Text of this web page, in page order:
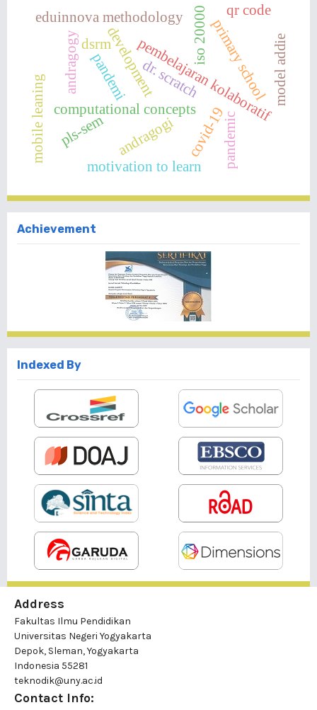
development
covid-19
pembelajaran kolaboratif
eduinnova methodology
computational concepts
dr. scratch primary school
andragogi
dsrm iso 20000
andragogypandemi
pandemic
motivation to learn
pls-sem
mobile leaning
qr code
model addie
Achievement
Indexed By
Address
Fakultas Ilmu Pendidikan
Universitas Negeri Yogyakarta
Depok, Sleman, Yogyakarta
Indonesia 55281
teknodik@uny.ac.id
Contact Info: